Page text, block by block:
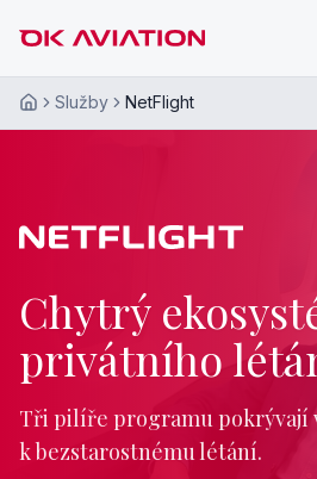
ÚvodSlužby NetFlight
Chytrý
privátního
Tři pilíře programu pokrývají
k bezstarostnému létání.